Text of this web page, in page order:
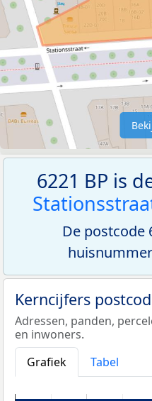
6221 BP is
De postcode
Kerncijfers
Adressen, panden,
en inwoners.
Grafiek
Tabel